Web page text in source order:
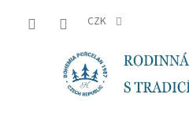
CZK